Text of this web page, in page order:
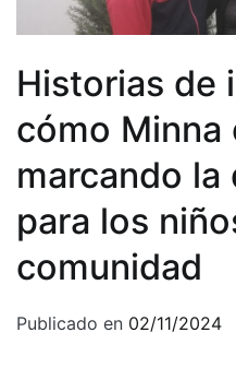
Historias de
cómo Minna
marcando la
para los
comunidad
Publicado en 02/11/2024